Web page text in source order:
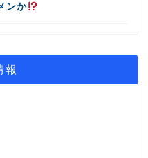
ンか
報